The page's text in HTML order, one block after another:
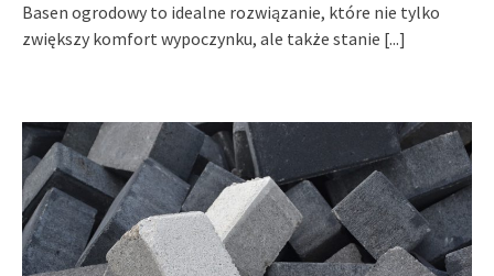
Basen ogrodowy to idealne rozwiązanie, które nie tylko
zwiększy komfort wypoczynku, ale także stanie [...]